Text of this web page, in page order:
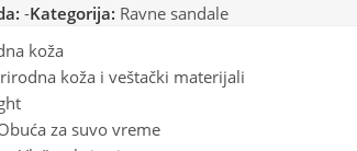
-Kategorija: Ravne sandale
koža
koža i veštački materijali
za suvo vreme